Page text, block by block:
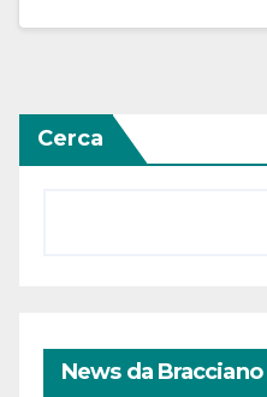
Cerca
News da Bracciano